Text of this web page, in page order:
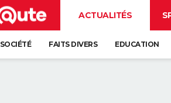
ACTUALITÉS
SOCIÉTÉ FAITS DIVERS EDUCATION